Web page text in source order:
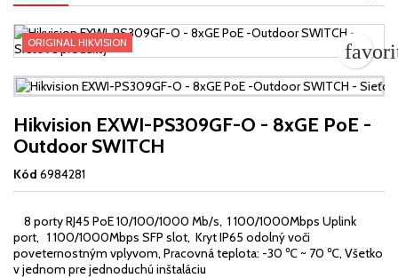
ORIGINAL HIKVISION
Hikvision EXWI-PS309GF-O - 8xGE PoE -
Outdoor SWITCH
Kód 6984281
8 porty RJ45 PoE 10/100/1000 Mb/s, 1 100/1000Mbps Uplink
port, 1 100/1000Mbps SFP slot, Kryt IP65 odolný voči
poveternostným vplyvom, Pracovná teplota: -30 ℃ ~ 70 ℃, Všetko
v jednom pre jednoduchú inštaláciu